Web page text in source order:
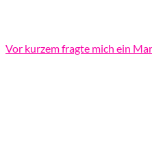
Vor kurzem fragte mich ein